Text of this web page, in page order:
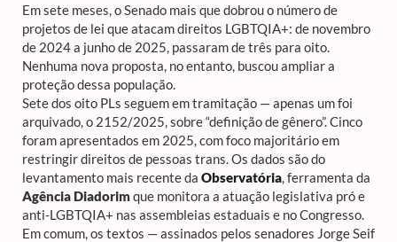
Em sete meses, o Senado mais que dobrou o número de
projetos de lei que atacam direitos LGBTQIA+: de novembro
de 2024 a junho de 2025, passaram de três para oito.
Nenhuma nova proposta, no entanto, buscou ampliar a
proteção dessa população.
Sete dos oito PLs seguem em tramitação — apenas um foi
arquivado, o 2152/2025, sobre “definição de gênero”. Cinco
foram apresentados em 2025, com foco majoritário em
restringir direitos de pessoas trans. Os dados são do
levantamento mais recente da Observatória, ferramenta da
Agência Diadorimque monitora a atuação legislativa pró e
anti-LGBTQIA+ nas assembleias estaduais e no Congresso.
Em comum, os textos — assinados pelos senadores Jorge Seif